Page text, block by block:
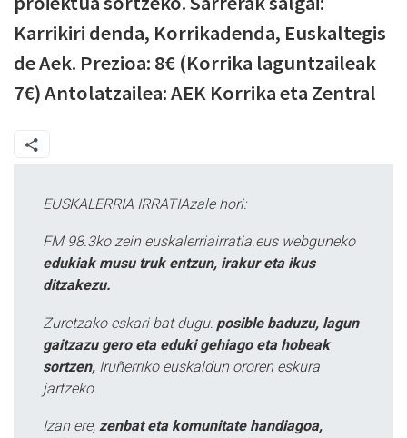
Karrikiri denda, Korrikadenda, Euskaltegis
de Aek. Prezioa: 8€ (Korrika laguntzaileak
7€) Antolatzailea: AEK Korrika eta Zentral
EUSKALERRIA IRRATIAzale hori:
FM 98.3ko zein euskalerriairratia.eus webguneko
edukiak musu truk entzun, irakur eta ikus
ditzakezu.
Zuretzako eskari bat dugu: posible baduzu, lagun
gaitzazu gero eta eduki gehiago eta hobeak
sortzen, Iruñerriko euskaldun ororen eskura
jartzeko.
Izan ere, zenbat eta komunitate handiagoa,